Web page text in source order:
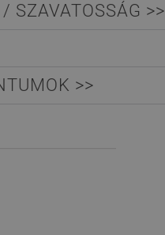
SZAVATOSSÁG >>
>>